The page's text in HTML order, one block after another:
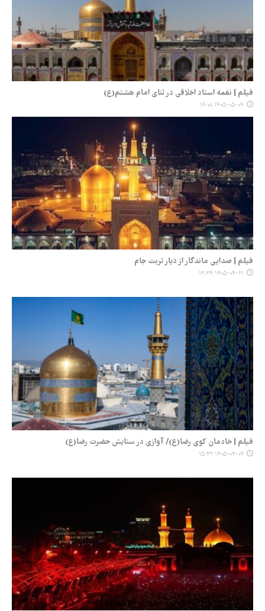
فیلم | نغمه استاد اخلاقی در ثنای امام هشتم(ع)
۱۴۰۵-۰۵-۰۴ ۱۶:۰۸
فیلم | صدایی ماندگار از دیار تربت جام
۱۴۰۵-۰۴-۲۱ ۱۲:۳۴
فیلم | خادمان کوی رضا(ع)/ آوازی در ستایش حضرت رضا(ع)
۱۴۰۵-۰۴-۰۷ ۱۵:۳۲